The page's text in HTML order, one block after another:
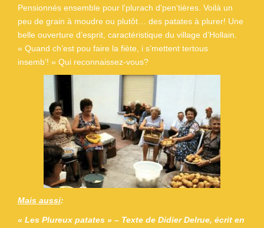
Pensionnés ensemble pour l’plurach d’pen’tières. Voilà un
peu de grain à moudre ou plutôt… des patates à plurer! Une
belle ouverture d’esprit, caractéristique du village d’Hollain.
« Quand ch’est pou faire la fiète, i s’mettent tertous
insemb’! » Qui reconnaissez-vous?
Mais aussi:
« Les Plureux patates » – Texte de Didier Delrue, écrit en